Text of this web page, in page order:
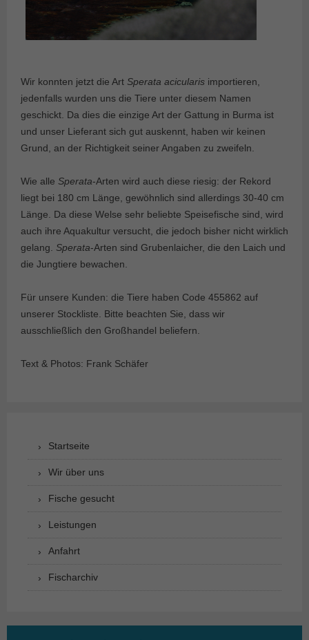
Wir konnten jetzt die Art Sperata acicularis importieren,
jedenfalls wurden uns die Tiere unter diesem Namen
geschickt. Da dies die einzige Art der Gattung in Burma ist
und unser Lieferant sich gut auskennt, haben wir keinen
Grund, an der Richtigkeit seiner Angaben zu zweifeln.
Wie alle Sperata-Arten wird auch diese riesig: der Rekord
liegt bei 180 cm Länge, gewöhnlich sind allerdings 30-40 cm
Länge. Da diese Welse sehr beliebte Speisefische sind, wird
auch ihre Aquakultur versucht, die jedoch bisher nicht wirklich
gelang. Sperata-Arten sind Grubenlaicher, die den Laich und
die Jungtiere bewachen.
Für unsere Kunden: die Tiere haben Code 455862 auf
unserer Stockliste. Bitte beachten Sie, dass wir
ausschließlich den Großhandel beliefern.
Text & Photos: Frank Schäfer
Startseite
Wir über uns
Fische gesucht
Leistungen
Anfahrt
Fischarchiv